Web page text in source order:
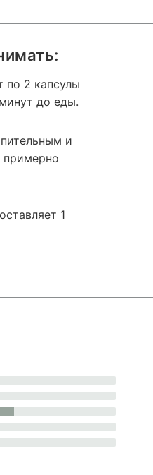
по 2 капсулы
до еды.
и
примерно
1